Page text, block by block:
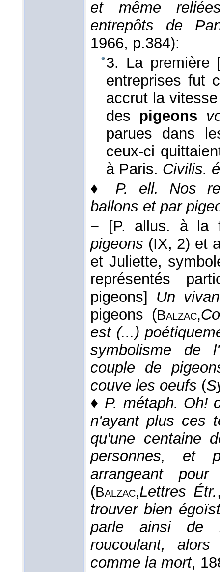
et même
entrepôts de
1966, p.384):
3. La première
entreprises fut
accrut la
des pigeons
parues dans
ceux-ci
à Paris. Civilis.
♦ P. ell.
Nos
ballons et par
−
[P. allus. à la
pigeons (IX, 2) et
et Juliette,
représentés
pigeons]
Un
pigeons (Balzac,
est (...)
symbolisme de
couple de
couve les oeufs (
♦ P. métaph. Oh!
n'ayant plus ces
qu'une centaine
personnes, et
arrangeant
(Balzac,Lettres Étr.
trouver bien
parle ainsi de
roucoulant,
comme la mort,